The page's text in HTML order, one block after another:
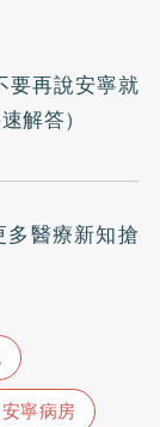
要再說安寧就
解答）
多醫療新知搶
安寧病房